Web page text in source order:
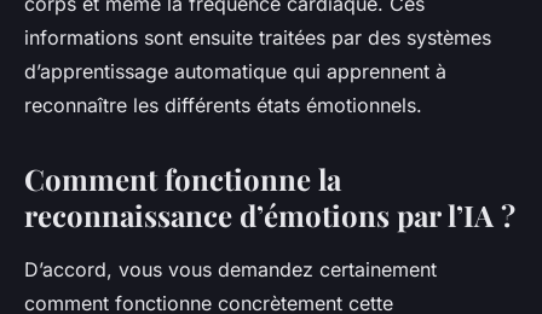
informations sont ensuite traitées par des systèmes
d’apprentissage automatique qui apprennent à
reconnaître les différents états émotionnels.
Comment fonctionne la
reconnaissance d’émotions par l’IA ?
D’accord, vous vous demandez certainement
comment fonctionne concrètement cette